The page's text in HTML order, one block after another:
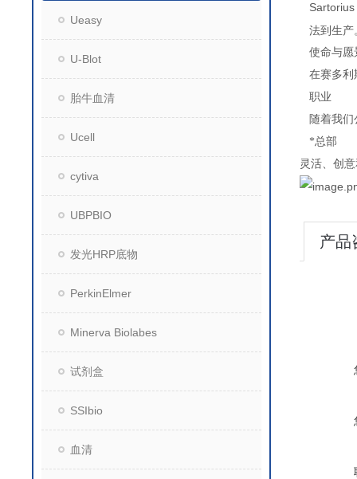
Ueasy
U-Blot
胎牛血清
Ucell
cytiva
UBPBIO
发光HRP底物
PerkinElmer
Minerva Biolabes
试剂盒
SSIbio
血清
法到生产
使命与愿
在赛多利
职业
随着我
*总部
灵活、创
产品